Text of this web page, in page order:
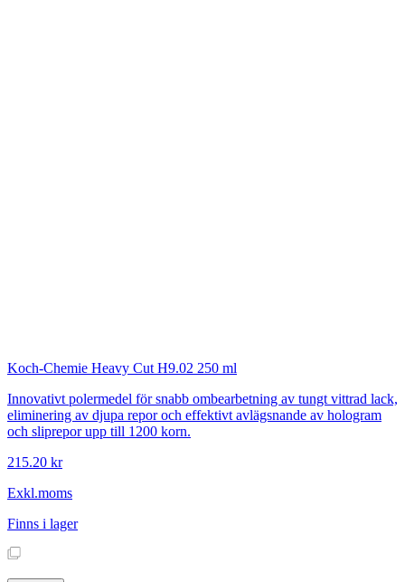
Koch-Chemie Heavy Cut H9.02 250 ml
Innovativt polermedel för snabb ombearbetning av tungt vittrad lack,
eliminering av djupa repor och effektivt avlägsnande av hologram
och sliprepor upp till 1200 korn.
215.20 kr
Exkl.moms
Finns i lager